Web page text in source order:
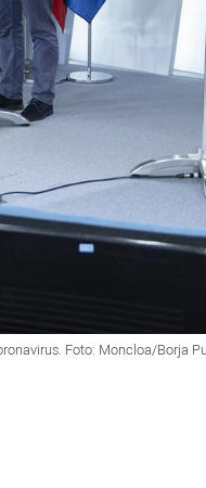
Foto: Moncloa/Borja